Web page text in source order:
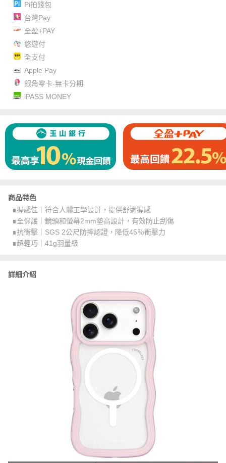
Pi拍錢包
台灣Pay
全盈+PAY
悠遊付
全支付
Apple Pay
銀角零卡-無卡分期
iPASS MONEY
商品特色
∎握感佳｜符合人體工學設計，提供舒適握感
∎全保護｜鏡頭和螢幕2mm墊高設計，有效防止刮傷
∎抗衝擊｜SGS 2公尺防摔認證，降低45％衝擊力
∎超輕巧｜41g羽量級
詳細介紹